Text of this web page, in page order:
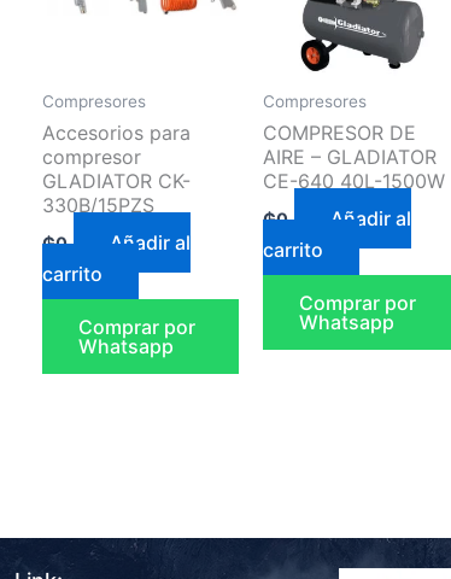
Compresores
Accesorios para
compresor
GLADIATOR CK-
330B/15PZS
₲0
Añadir al
carrito
Comprar por
Whatsapp
Compresores
COMPRESOR DE
AIRE – GLADIATOR
CE-640 40L-1500W
₲0
Añadir al
carrito
Comprar por
Whatsapp